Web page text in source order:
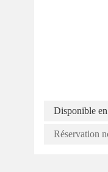
Disponible
Réservation